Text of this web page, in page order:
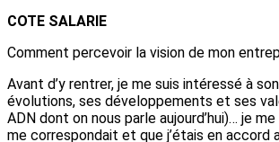
COTE SALARIE
Comment percevoir la vision de mon
Avant d’y rentrer, je me suis intéressé à
évolutions, ses développements et ses
ADN dont on nous parle aujourd’hui)… je me
me correspondait et que j’étais en accord